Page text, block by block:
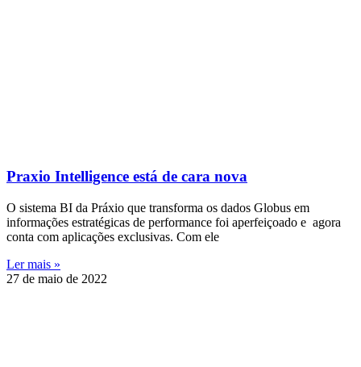
Praxio Intelligence está de cara nova
O sistema BI da Práxio que transforma os dados Globus em
informações estratégicas de performance foi aperfeiçoado e agora
conta com aplicações exclusivas. Com ele
Ler mais »
27 de maio de 2022